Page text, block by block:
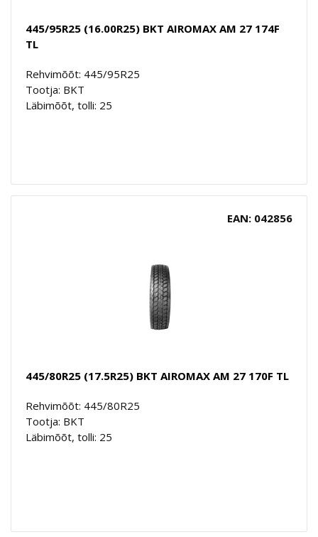
445/95R25 (16.00R25) BKT AIROMAX AM 27 174F
TL
Rehvimõõt: 445/95R25
Tootja: BKT
Läbimõõt, tolli: 25
EAN: 042856
445/80R25 (17.5R25) BKT AIROMAX AM 27 170F TL
Rehvimõõt: 445/80R25
Tootja: BKT
Läbimõõt, tolli: 25